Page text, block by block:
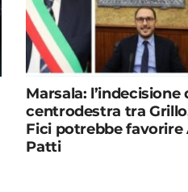
Marsala: l’indecisione
centrodestra tra
Fici potrebbe favorire
Patti